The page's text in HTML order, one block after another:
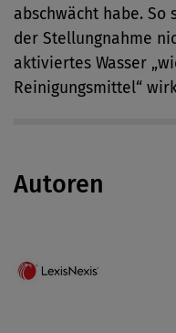
abschwächt habe. So
der Stellungnahme
aktiviertes Wasser
Reinigungsmittel“
Autoren